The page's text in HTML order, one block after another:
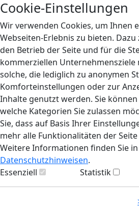
Cookie-Einstellungen
Wir verwenden Cookies, um Ihnen
Webseiten-Erlebnis zu bieten.
den Betrieb der Seite und für die
kommerziellen
solche, die lediglich zu anonymen
Komforteinstellungen oder zur
Inhalte genutzt werden. Sie
welche Kategorien Sie zulassen
Sie, dass auf Basis Ihrer
mehr alle Funktionalitäten der
Weitere Informationen finden Sie
Datenschutzhinweisen.
Essenziell
Statistik